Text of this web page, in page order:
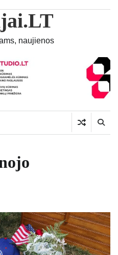
naujienos